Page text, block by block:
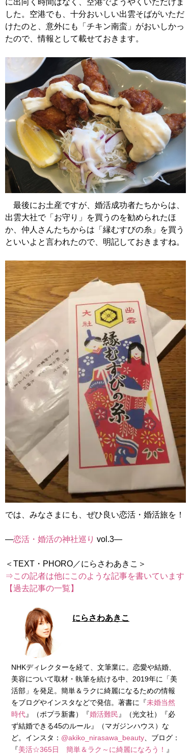
に出向く時間はなく、空港でようやくいただけま
した。空港でも、十分おいしい出雲そばがいただ
けたのと、意外にも「チキン南蛮」がおいしかっ
たので、情報として載せておきます。
最後にお土産ですが、婚活成功者たちからは、
出雲大社で「お守り」を買うのを勧められたほ
か、仲人さんたちからは「縁むすびの糸」を買う
といいよと言われたので、明記しておきますね。
では、みなさまにも、ぜひ良い恋活・婚活旅を！
―恋活・婚活の神社巡り vol.3―
⇒この記者は他にこのような記事を書いています
【過去記事の一覧】
にらさわあきこ
NHKディレクターを経て、文筆業に。恋愛や結婚、
美容について取材・執筆を続ける中、2019年に「美
活部」を発足。簡単＆ラクに綺麗になるための情報
をブログやインスタなどで発信。著書に『未婚当然
時代』（ポプラ新書）『婚活難民 』（光文社）『必
ず結婚できる45のルール』（マガジンハウス）な
ど。インスタ： @akiko_nirasawa_beauty 、ブログ：
『美活☆365日 簡単＆ラク～に綺麗になろう！ 』